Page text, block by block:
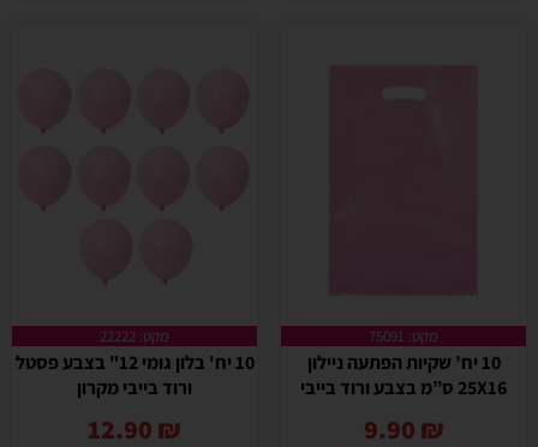
מקט: 75091
10 יח’ שקיות הפתעה ניילון
25X16 ס”מ בצבע ורוד בייבי
9.90 ₪
מקט: 22222
10 יח' בלון גומי 12" בצבע פסטל
ורוד בייבי מקרון
12.90 ₪